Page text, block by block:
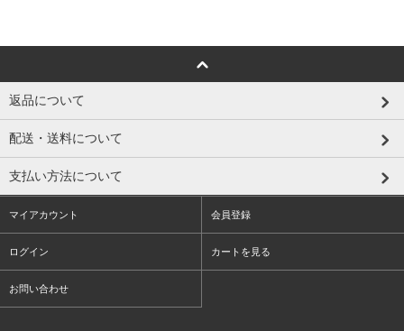
返品について
配送・送料について
支払い方法について
マイアカウント 会員登録
ログイン カートを見る
お問い合わせ